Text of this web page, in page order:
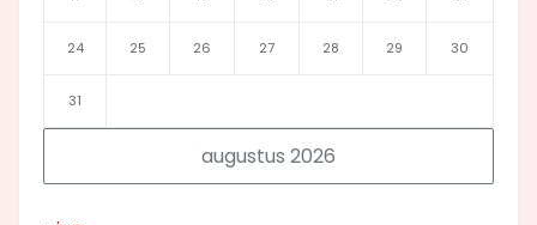
augustus 2026
24 25 26 27 28 29 30
31